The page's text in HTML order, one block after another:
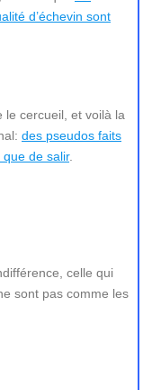
d’échevin sont
le cercueil, et voilà la
des pseudos faits
de salir.
celle qui
sont pas comme les